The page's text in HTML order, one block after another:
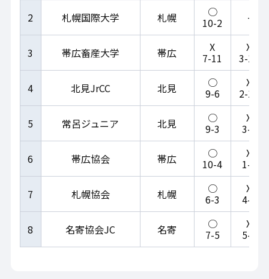
2 札幌国際大学 札幌 ○
10-2 -
3 帯広畜産大学 帯広 X
7-11
X
3-11
4 北見JrCC 北見 ○
9-6
X
2-14
5 常呂ジュニア 北見 ○
9-3
X
3-4
6 帯広協会 帯広 ○
10-4
X
1-8
7 札幌協会 札幌 ○
6-3
X
4-9
8 名寄協会JC 名寄 ○
7-5
X
5-7